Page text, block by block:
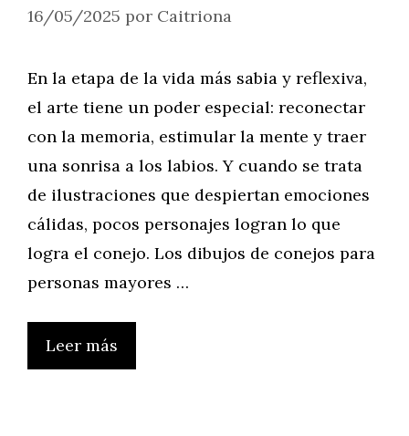
16/05/2025 por Caitriona
En la etapa de la vida más sabia y reflexiva,
el arte tiene un poder especial: reconectar
con la memoria, estimular la mente y traer
una sonrisa a los labios. Y cuando se trata
de ilustraciones que despiertan emociones
cálidas, pocos personajes logran lo que
logra el conejo. Los dibujos de conejos para
personas mayores …
Leer más